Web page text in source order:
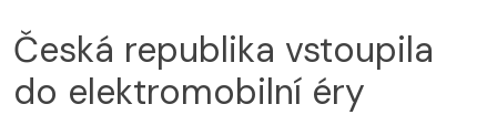
Česká republika vstoupila
do elektromobilní éry